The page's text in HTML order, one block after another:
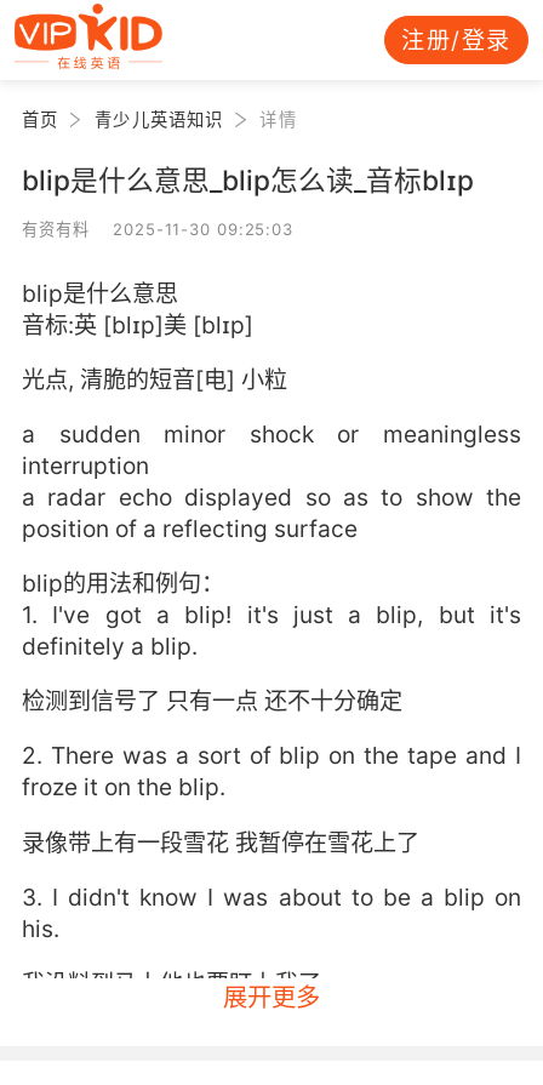
注册/登录
首页 青少儿英语知识 详情
blip是什么意思_blip怎么读_音标blɪp
有资有料 2025-11-30 09:25:03
blip是什么意思
音标:英 [blɪp]美 [blɪp]
光点, 清脆的短音[电] 小粒
a sudden minor shock or meaningless
interruption
a radar echo displayed so as to show the
position of a reflecting surface
blip的用法和例句：
1. I've got a blip! it's just a blip, but it's
definitely a blip.
检测到信号了 只有一点 还不十分确定
2. There was a sort of blip on the tape and I
froze it on the blip.
录像带上有一段雪花 我暂停在雪花上了
3. I didn't know I was about to be a blip on
his.
我没料到马上他也要盯上我了
展开更多